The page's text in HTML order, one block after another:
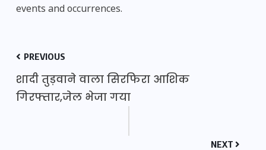
events and occurrences.
PREVIOUS
शादी तुड़वाने वाला सिरफिरा आशिक
गिरफ्तार,जेल भेजा गया
NEXT